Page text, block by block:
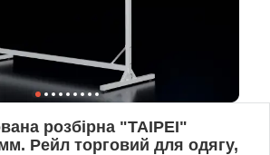
розбірна "TAIPEI"
Рейл торговий для одягу,